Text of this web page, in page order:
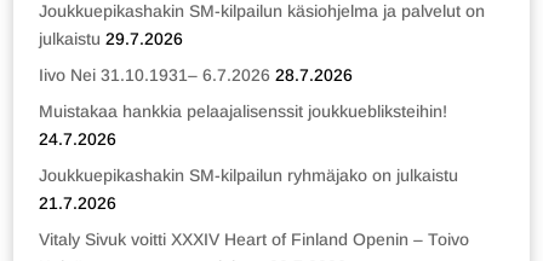
Joukkuepikashakin SM-kilpailun käsiohjelma ja palvelut on
julkaistu 29.7.2026
Iivo Nei 31.10.1931– 6.7.2026 28.7.2026
Muistakaa hankkia pelaajalisenssit joukkuebliksteihin!
24.7.2026
Joukkuepikashakin SM-kilpailun ryhmäjako on julkaistu
21.7.2026
Vitaly Sivuk voitti XXXIV Heart of Finland Openin – Toivo